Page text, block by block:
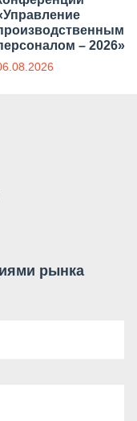
– 2026»
рынка